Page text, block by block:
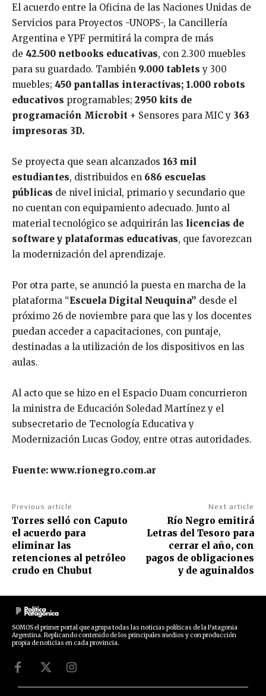
El acuerdo entre la Oficina de las Naciones Unidas de
Servicios para Proyectos -UNOPS-, la Cancillería
Argentina e YPF permitirá la compra de más
de 42.500 netbooks educativas, con 2.300 muebles
para su guardado. También 9.000 tabletsy 300
muebles; 450 pantallas interactivas; 1.000 robots
educativos programables; 2950 kits de
programación Microbit + Sensores para MIC y 363
impresoras 3D.
Se proyecta que sean alcanzados 163 mil
estudiantes, distribuidos en 686 escuelas
públicas de nivel inicial, primario y secundario que
no cuentan con equipamiento adecuado. Junto al
material tecnológico se adquirirán las licencias de
software y plataformas educativas, que favorezcan
la modernización del aprendizaje.
Por otra parte, se anunció la puesta en marcha de la
plataforma “Escuela Digital Neuquina” desde el
próximo 26 de noviembre para que las y los docentes
puedan acceder a capacitaciones, con puntaje,
destinadas a la utilización de los dispositivos en las
aulas.
Al acto que se hizo en el Espacio Duam concurrieron
la ministra de Educación Soledad Martínez y el
subsecretario de Tecnología Educativa y
Modernización Lucas Godoy, entre otras autoridades.
Fuente: www.rionegro.com.ar
Previous article
Torres selló con Caputo
el acuerdo para
eliminar las
retenciones al petróleo
crudo en Chubut
Next article
Río Negro emitirá
Letras del Tesoro para
cerrar el año, con
pagos de obligaciones
y de aguinaldos
SOMOS el primer portal que agrupa todas las noticias políticas de la Patagonia
Argentina. Replicando contenido de los principales medios y con producción
propia de noticias en cada provincia.